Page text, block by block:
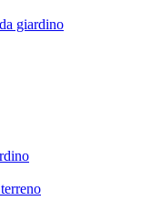
giardino